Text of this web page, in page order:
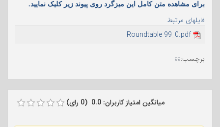
برای مشاهده متن کامل این میزگرد روی پیوند زیر کلیک نمایید.
فایلهای مرتبط
Roundtable 99_0.pdf
برچسب:
99
میانگین امتیاز کاربران: 0.0 (0 رای)